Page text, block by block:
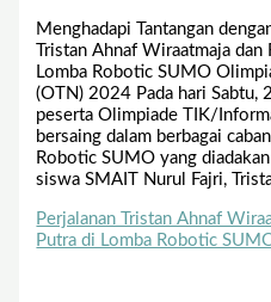
Menghadapi Tantangan
Tristan Ahnaf Wiraatmaja
Lomba Robotic SUMO
(OTN) 2024 Pada hari Sabtu,
peserta Olimpiade TIK/
bersaing dalam berbagai
Robotic SUMO yang
siswa SMAIT Nurul Fajri,
Perjalanan Tristan Ahnaf
Putra di Lomba Robotic